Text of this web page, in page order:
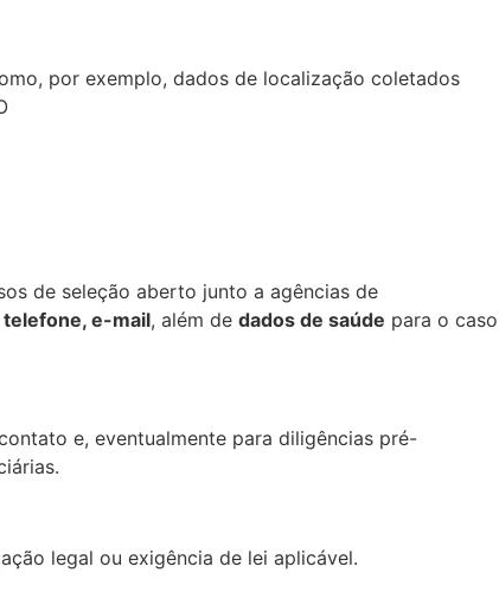
por exemplo, dados de localização coletados
de seleção aberto junto a agências de
telefone, e-mail, além de dados de saúde para o caso
e, eventualmente para diligências pré-
legal ou exigência de lei aplicável.